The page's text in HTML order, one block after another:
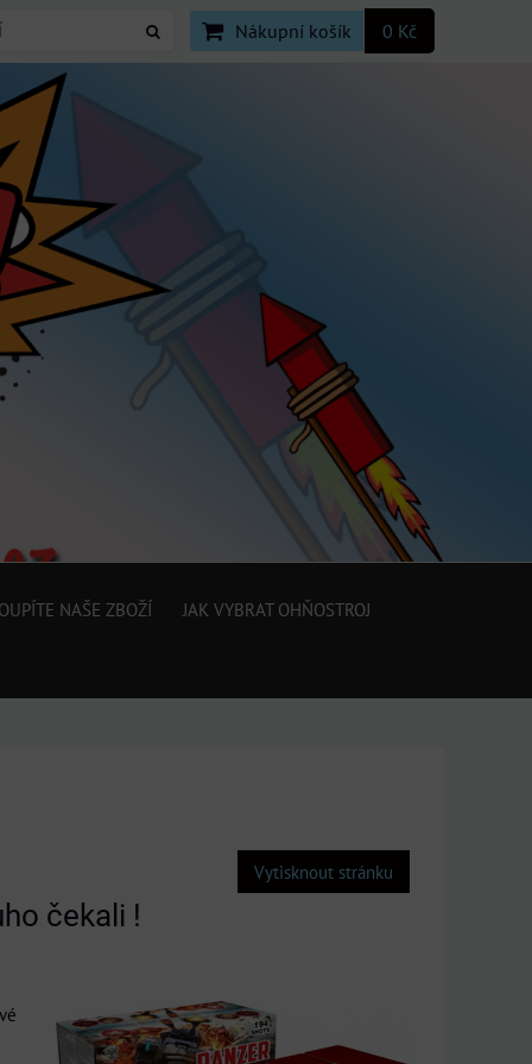
Nákupní košík 0 Kč
NAŠE ZBOŽÍ JAK VYBRAT OHŇOSTROJ
Vytisknout stránku
čekali !